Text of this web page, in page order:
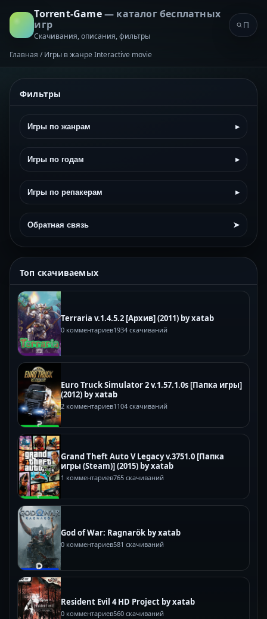
Torrent-Game— каталог бесплатных
игр
Скачивания, описания, фильтры
Главная / Игры в жанре Interactive movie
Фильтры
Игры по жанрам ▸
Игры по годам ▸
Игры по репакерам ▸
Обратная связь ➤
Топ скачиваемых
Terraria v.1.4.5.2 [Архив] (2011) by xatab
0 комментариев1934 скачиваний
Euro Truck Simulator 2 v.1.57.1.0s [Папка игры]
(2012) by xatab
2 комментариев1104 скачиваний
Grand Theft Auto V Legacy v.3751.0 [Папка
игры (Steam)] (2015) by xatab
1 комментариев765 скачиваний
God of War: Ragnarök by xatab
0 комментариев581 скачиваний
Resident Evil 4 HD Project by xatab
0 комментариев560 скачиваний